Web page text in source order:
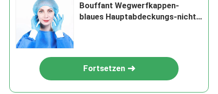
Bouffant Wegwerfkappen-
blaues Hauptabdeckungs-nicht
Fortsetzen